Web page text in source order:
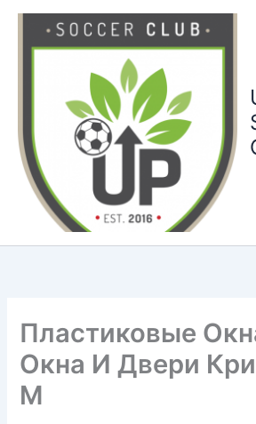
Пластиковые
Окна И Двери
М